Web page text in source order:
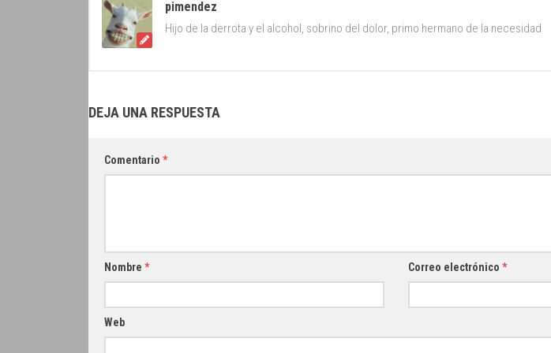
pimendez
Hijo de la derrota y el alcohol, sobrino del dolor, primo hermano de la necesidad
DEJA UNA RESPUESTA
Comentario *
Nombre * Correo electrónico *
Web